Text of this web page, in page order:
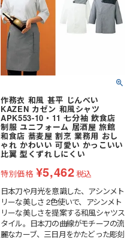
作務衣 和風 甚平 じんべい
KAZEN カゼン 和風シャツ
APK553-10・11 七分袖 飲食店
制服 ユニフォーム 居酒屋 旅館
和食店 蕎麦屋 割烹 業務用 おし
ゃれ かわいい 可愛い かっこいい
比翼 型くずれしにくい
特別価格 ¥5,462税込
日本刀や月光を意識した、アシンメト
リーな美しさ 2色使いで、アシンメト
リーな美しさを提案する和風シャツス
タイル。日本刀の曲線がモチーフの流
麗なカーブ、三日月をかたどった彫刻